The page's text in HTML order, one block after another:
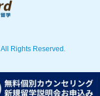
Rights Reserved.